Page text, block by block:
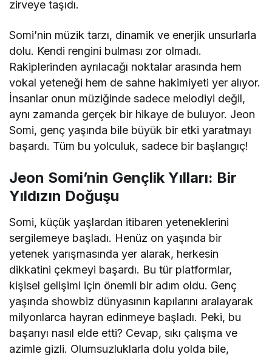
zirveye taşıdı.
Somi’nin müzik tarzı, dinamik ve enerjik unsurlarla
dolu. Kendi rengini bulması zor olmadı.
Rakiplerinden ayrılacağı noktalar arasında hem
vokal yeteneği hem de sahne hakimiyeti yer alıyor.
İnsanlar onun müziğinde sadece melodiyi değil,
aynı zamanda gerçek bir hikaye de buluyor. Jeon
Somi, genç yaşında bile büyük bir etki yaratmayı
başardı. Tüm bu yolculuk, sadece bir başlangıç!
Jeon Somi’nin Gençlik Yılları: Bir
Yıldızın Doğuşu
Somi, küçük yaşlardan itibaren yeteneklerini
sergilemeye başladı. Henüz on yaşında bir
yetenek yarışmasında yer alarak, herkesin
dikkatini çekmeyi başardı. Bu tür platformlar,
kişisel gelişimi için önemli bir adım oldu. Genç
yaşında showbiz dünyasının kapılarını aralayarak
milyonlarca hayran edinmeye başladı. Peki, bu
başarıyı nasıl elde etti? Cevap, sıkı çalışma ve
azimle gizli. Olumsuzluklarla dolu yolda bile,